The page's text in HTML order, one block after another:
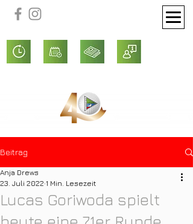
Beitrag
Lucas Goriwoda spielt
Anja Drews
23. Juli 2022 1 Min. Lesezeit